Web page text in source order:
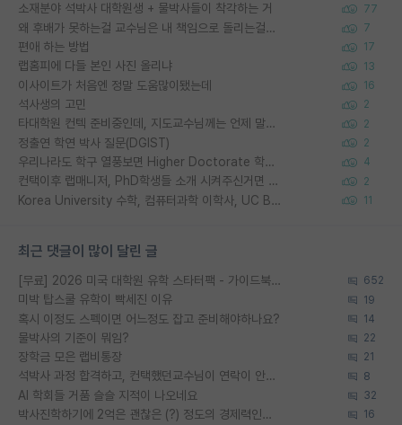
소재분야 석박사 대학원생 + 물박사들이 착각하는 거 77
왜 후배가 못하는걸 교수님은 내 책임으로 돌리는걸까요? 7
편애 하는 방법 17
랩홈피에 다들 본인 사진 올리냐 13
이사이트가 처음엔 정말 도움많이됐는데 16
석사생의 고민 2
타대학원 컨텍 준비중인데, 지도교수님께는 언제 말씀드려야 할까요? 2
정출연 학연 박사 질문(DGIST) 2
우리나라도 학구 열풍보면 Higher Doctorate 학위가 필요하다고 봅니다. 4
컨택이후 랩매니저, PhD학생들 소개 시켜주신거면 거의 컨펌에 가깝나요? 2
Korea University 수학, 컴퓨터과학 이학사, UC Berkeley 산업공학 대학원 공학박사가 되는 것은 쉽지 않겠죠? 11
최근 댓글이 많이 달린 글
[무료] 2026 미국 대학원 유학 스타터팩 - 가이드북 & 합격자 컨택메일 템플릿 652
미박 탑스쿨 유학이 빡세진 이유 19
혹시 이정도 스펙이면 어느정도 잡고 준비해야하나요? 14
물박사의 기준이 뭐임? 22
장학금 모은 랩비통장 21
석박사 과정 합격하고, 컨택했던교수님이 연락이 안됩니다... 8
AI 학회들 거품 슬슬 지적이 나오네요 32
박사진학하기에 2억은 괜찮은 (?) 정도의 경제력인가요 16